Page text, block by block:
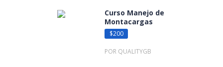
Curso Manejo de
Montacargas
$200
POR QUALITYGB